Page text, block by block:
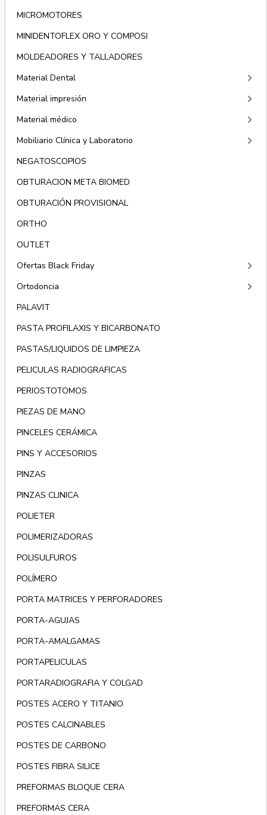
MICROMOTORES
MINIDENTOFLEX ORO Y COMPOSI
MOLDEADORES Y TALLADORES
Material Dental
keyboard_arrow_right
Material impresión keyboard_arrow_right
Material médico keyboard_arrow_right
Mobiliario Clínica y Laboratorio keyboard_arrow_right
NEGATOSCOPIOS
OBTURACION META BIOMED
OBTURACIÓN PROVISIONAL
ORTHO
OUTLET
Ofertas Black Friday
keyboard_arrow_right
Ortodoncia keyboard_arrow_right
PALAVIT
PASTA PROFILAXIS Y BICARBONATO
PASTAS/LIQUIDOS DE LIMPIEZA
PELICULAS RADIOGRAFICAS
PERIOSTOTOMOS
PIEZAS DE MANO
PINCELES CERÁMICA
PINS Y ACCESORIOS
PINZAS
PINZAS CLINICA
POLIETER
POLIMERIZADORAS
POLISULFUROS
POLÍMERO
PORTA MATRICES Y PERFORADORES
PORTA-AGUJAS
PORTA-AMALGAMAS
PORTAPELICULAS
PORTARADIOGRAFIA Y COLGAD
POSTES ACERO Y TITANIO
POSTES CALCINABLES
POSTES DE CARBONO
POSTES FIBRA SILICE
PREFORMAS BLOQUE CERA
PREFORMAS CERA